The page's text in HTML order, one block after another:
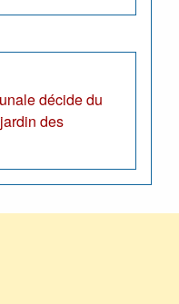
décide du
des